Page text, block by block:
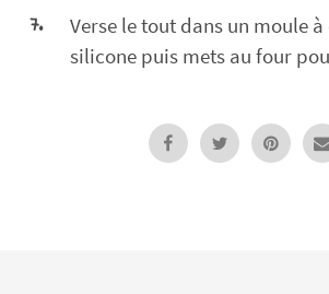
Verse le tout dans un moule à
silicone puis mets au four